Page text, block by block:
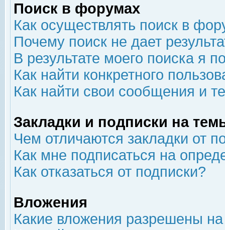
Поиск в форумах
Как осуществлять поиск в
Почему поиск не дает
В результате моего поиска я
Как найти конкретного
Как найти свои сообщения и
Закладки и подписки на
Чем отличаются закладки от
Как мне подписаться на
Как отказаться от подписки?
Вложения
Какие вложения разрешены